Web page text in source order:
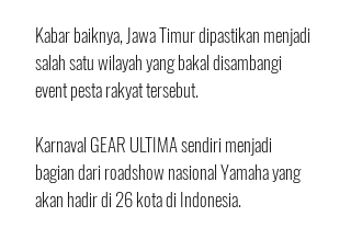
Kabar baiknya, Jawa Timur dipastikan menjadi
salah satu wilayah yang bakal disambangi
event pesta rakyat tersebut.
Karnaval GEAR ULTIMA sendiri menjadi
bagian dari roadshow nasional Yamaha yang
akan hadir di 26 kota di Indonesia.